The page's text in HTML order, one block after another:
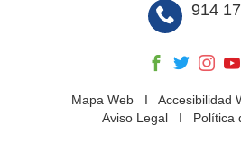
914
Mapa WebI Accesibilidad
Aviso Legal I Política